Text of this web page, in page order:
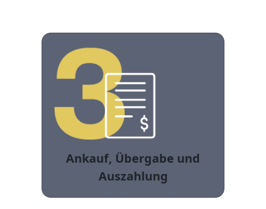
Ankauf, Übergabe und
Auszahlung